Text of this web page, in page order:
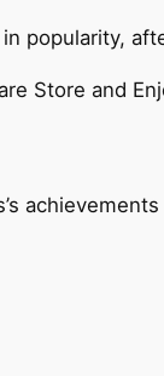
popularity,
Store and